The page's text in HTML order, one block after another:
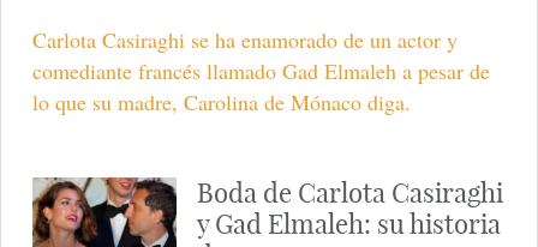
Carlota Casiraghi se ha enamorado de un actor y
comediante francés llamado Gad Elmaleh a pesar de
lo que su madre, Carolina de Mónaco diga.
Boda de Carlota Casiraghi
y Gad Elmaleh: su historia